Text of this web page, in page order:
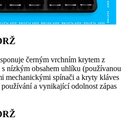
černým vrchním krytem z
nízkým obsahem uhlíku (používanou
mechanickými spínači a kryty kláves
a vynikající odolnost zápas